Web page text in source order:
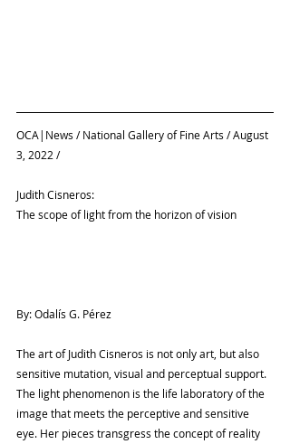
OCA|News / National Gallery of Fine Arts / August
3, 2022 /
Judith Cisneros:
The scope of light from the horizon of vision
By: Odalís G. Pérez
The art of Judith Cisneros is not only art, but also
sensitive mutation, visual and perceptual support.
The light phenomenon is the life laboratory of the
image that meets the perceptive and sensitive
eye. Her pieces transgress the concept of reality